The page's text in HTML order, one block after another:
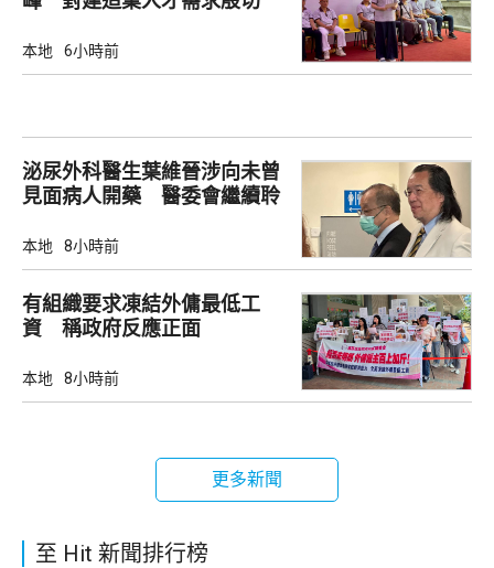
本地 6小時前
泌尿外科醫生葉維晉涉向未曾
見面病人開藥 醫委會繼續聆
本地 8小時前
有組織要求凍結外傭最低工
資 稱政府反應正面
本地 8小時前
更多新聞
至 Hit 新聞排行榜